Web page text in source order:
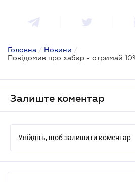
Головна / Новини /
Залиште коментар
Увійдіть, щоб залишити коментар